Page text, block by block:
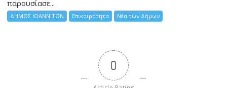
παρουσίασε...
ΔΗΜΟΣ ΙΩΑΝΝΙΤΩΝ Επικαιρότητα Νέα των Δήμων
0